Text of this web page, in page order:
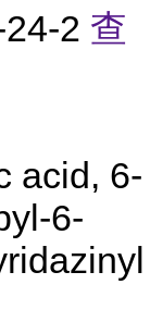
2 查
acid, 6-
6-